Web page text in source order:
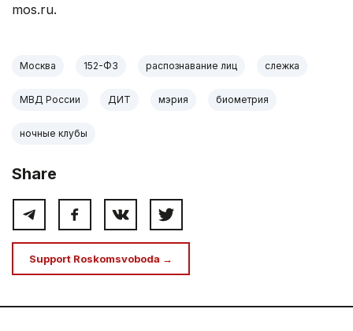
mos.ru.
Москва 152-ФЗ распознавание лиц слежка
МВД России ДИТ мэрия биометрия
ночные клубы
Share
Support Roskomsvoboda →